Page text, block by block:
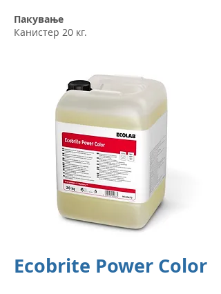
Пакување
Канистер 20 кг.
Ecobrite Power Color